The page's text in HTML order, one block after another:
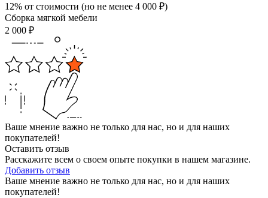
12% от стоимости (но не менее 4 000 ₽)
Сборка мягкой мебели
2 000 ₽
Ваше мнение важно не только для нас, но и для наших
покупателей!
Оставить отзыв
Расскажите всем о своем опыте покупки в нашем магазине.
Добавить отзыв
Ваше мнение важно не только для нас, но и для наших
покупателей!